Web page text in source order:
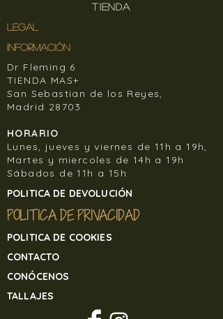
TIENDA
LEGAL
INFORMACIÓN
Dr Fleming 6
TIENDA MAS+
San Sebastian de los Reyes,
Madrid 28703
HORARIO
Lunes, jueves y viernes de 11h a 19h,
Martes y miercoles de 14h a 19h
Sábados de 11h a 15h
POLITICA DE DEVOLUCIÓN
POLITICA DE PRIVACIDAD
POLITICA DE COOKIES
CONTACTO
CONÓCENOS
TALLAJES